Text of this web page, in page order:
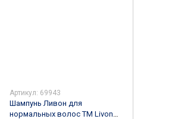
Артикул: 69943
Шампунь Ливон для
нормальных волоc TM Livon